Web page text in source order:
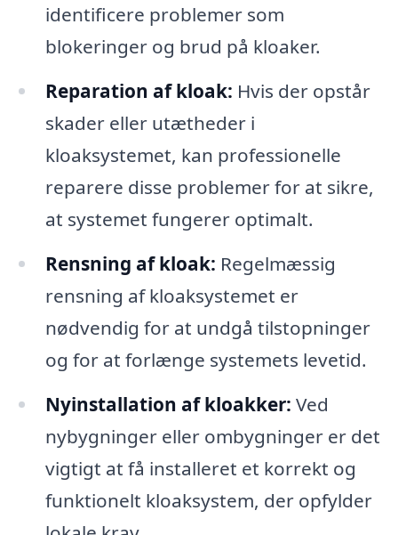
identificere problemer som
blokeringer og brud på kloaker.
Reparation af kloak: Hvis der opstår
skader eller utætheder i
kloaksystemet, kan professionelle
reparere disse problemer for at sikre,
at systemet fungerer optimalt.
Rensning af kloak: Regelmæssig
rensning af kloaksystemet er
nødvendig for at undgå tilstopninger
og for at forlænge systemets levetid.
Nyinstallation af kloakker: Ved
nybygninger eller ombygninger er det
vigtigt at få installeret et korrekt og
funktionelt kloaksystem, der opfylder